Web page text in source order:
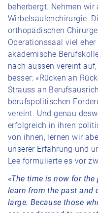
beherbergt. Nehmen
Wirbelsäulenchirurgie.
orthopädischen
Operationssaal viel
akademische
nach aussen vereint
besser: «Rücken an
Strauss an
berufspolitischen
vereint. Und genau
erfolgreich in ihren
von ihnen, lernen wir
unserer Erfahrung und
Lee formulierte es vor
«The time is now for
learn from the past and
large. Because those